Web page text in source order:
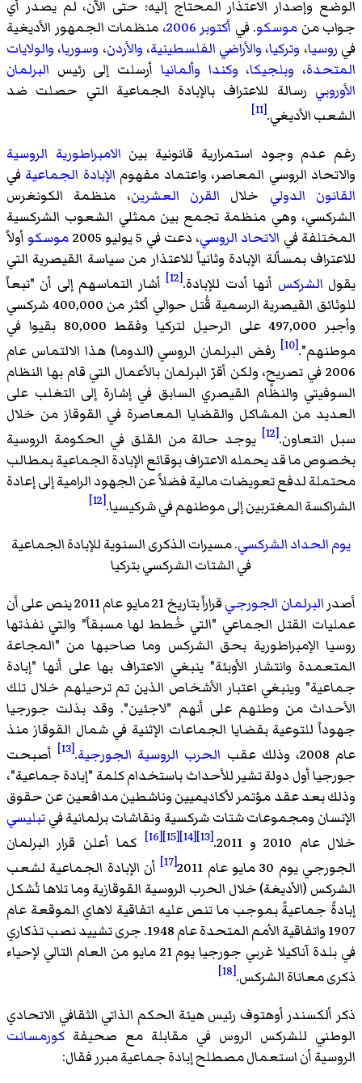
الوضع وإصدار الاعتذار المحتاج إليه؛ حتى الآن، لم يصدر أي
جواب من موسكو. في أكتوبر 2006، منظمات الجمهور الأديغية
في روسيا، وتركيا، والأراضي الفلسطينية، والأردن، وسوريا، والولايات
المتحدة، وبلجيكا، وكندا وألمانيا أرسلت إلى رئيس البرلمان
الأوروبي رسالة للاعتراف بالإبادة الجماعية التي حصلت ضد
الشعب الأديغي.[11]
رغم عدم وجود استمرارية قانونية بين الامبراطورية الروسية
والاتحاد الروسي المعاصر، واعتماد مفهوم الإبادة الجماعية في
القانون الدولي خلال القرن العشرين، منظمة الكونغرس
الشركسي، وهي منظمة تجمع بين ممثلي الشعوب الشركسية
المختلفة في الاتحاد الروسي، دعت في 5 يوليو 2005 موسكو أولاً
للاعتراف بمسألة الإبادة وثانياً للاعتذار من سياسة القيصرية التي
يقول الشركس أنها أدت للإبادة.[12]
أشار التماسهم إلى أن "تبعاً
للوثائق القيصرية الرسمية قُتل حوالي أكثر من 400,000 شركسي
وأجبر 497,000 على الرحيل لتركيا وفقط 80,000 بقيوا في
موطنهم".[10]
رفض البرلمان الروسي (الدوما) هذا الالتماس عام
2006 في تصريحٍ، ولكن أقرّ البرلمان بالأعمال التي قام بها النظام
السوفيتي والنظام القيصري السابق في إشارة إلى التغلب على
العديد من المشاكل والقضايا المعاصرة في القوقاز من خلال
سبل التعاون.[12]
يوجد حالة من القلق في الحكومة الروسية
بخصوص ما قد يحمله الاعتراف بوقائع الإبادة الجماعية بمطالب
محتملة لدفع تعويضات مالية فضلاً عن الجهود الرامية إلى إعادة
الشراكسة المغتربين إلى موطنهم في شركيسيا.[12]
يوم الحداد الشركسي. مسيرات الذكرى السنوية للإبادة الجماعية
في الشتات الشركسي بتركيا
أصدر البرلمان الجورجي
قراراً بتاريخ 21 مايو عام 2011 ينص على أن
عمليات القتل الجماعي "التي خُطط لها مسبقاً" والتي نفذتها
روسيا الإمبراطورية بحق الشركس وما صاحبها من "المجاعة
المتعمدة وانتشار الأوبئة" ينبغي الاعتراف بها على أنها "إبادة
جماعية" وينبغي اعتبار الأشخاص الذين تم ترحيلهم خلال تلك
الأحداث من وطنهم على أنهم "لاجئين". وقد بذلت جورجيا
جهوداً للتوعية بقضايا الجماعات الإثنية في شمال القوقاز منذ
عام 2008، وذلك عقب
الحرب الروسية الجورجية.
[13]
أصبحت
جورجيا أول دولة تشير للأحداث باستخدام كلمة "إبادة جماعية"،
وذلك بعد عقد مؤتمر لأكاديميين وناشطين مدافعين عن حقوق
الإنسان ومجموعات شتات شركسية ونقاشات برلمانية فيتبليسي
خلال عام 2010 و 2011.
[13]
[14]
[15]
[16]
كما أعلن قرار البرلمان
الجورجي يوم 30 مايو عام 2011
[17]
أن الإبادة الجماعية لشعب
الشركس (الأديغة) خلال الحرب الروسية القوقازية وما تلاها تُشكل
إبادةً جماعيةً بموجب ما تنص عليه اتفاقية لاهاي الموقعة عام
1907 واتفاقية الأمم المتحدة عام 1948. جرى تشييد نصب تذكاري
في بلدة آناكيلا
غربي جورجيا يوم 21 مايو من العام التالي لإحياء
ذكرى معاناة الشركس.[18]
ذكر ألكسندر أوهتوف رئيس هيئة الحكم الذاتي الثقافي الاتحادي
الوطني للشركس الروس في مقابلة مع صحيفة كورمسانت
الروسية أن استعمال مصطلح إبادة جماعية مبرر فقال: